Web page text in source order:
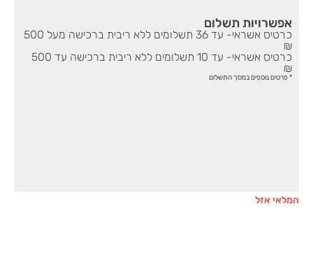
אפשרויות תשלום
כרטיס אשראי- עד 36 תשלומים ללא ריבית ברכישה מעל 500
₪
כרטיס אשראי- עד 10 תשלומים ללא ריבית ברכישה עד 500
₪
* פרטים נוספים במסך התשלום
המלאי אזל